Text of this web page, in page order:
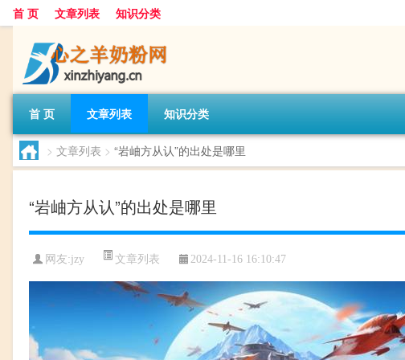
首 页 文章列表 知识分类
首 页 文章列表 知识分类
> 文章列表 > “岩岫方从认”的出处是哪里
“岩岫方从认”的出处是哪里
网友:jzy 文章列表 2024-11-16 16:10:47